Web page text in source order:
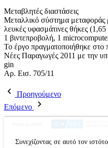
Μεταβλητές διαστάσεις
Μεταλλικό σύστημα
λευκές υφασμάτινες θήκες
1 βιντεπροβολή, 1
To έργο πραγματοποιήθηκε
Νέες Παραγωγές 2011 με την
gin
Aρ. Εισ. 705/11
Προηγούμενο
Επόμενο
Συνεχίζοντας σε αυτό τον